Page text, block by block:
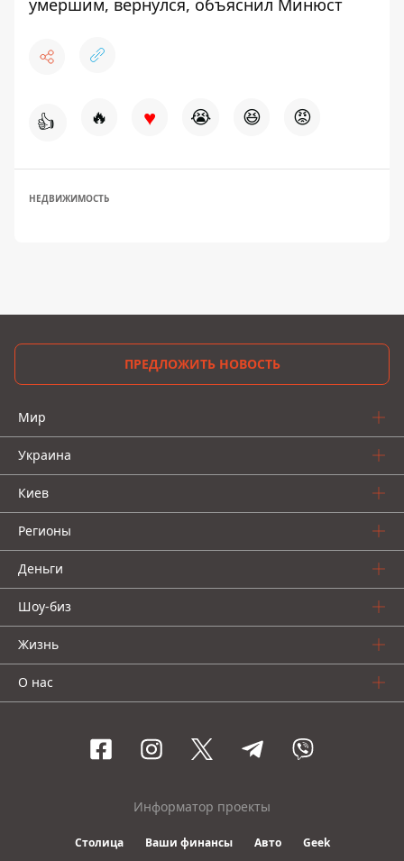
умершим, вернулся, объяснил Минюст
👍 🔥 ♥ 😭 😆 😡
НЕДВИЖИМОСТЬ
ПРЕДЛОЖИТЬ НОВОСТЬ
Мир
Украина
Киев
Регионы
Деньги
Шоу-биз
Жизнь
О нас
Информатор проекты
Столица Ваши финансы Авто Geek